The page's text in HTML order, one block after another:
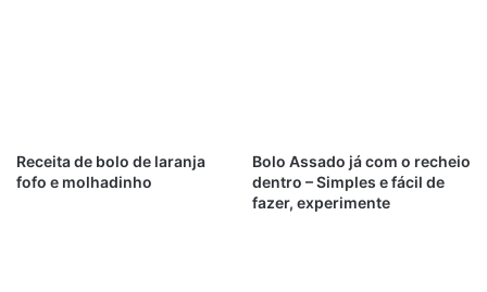
Receita de bolo de laranja
fofo e molhadinho
Bolo Assado já com o recheio
dentro – Simples e fácil de
fazer, experimente